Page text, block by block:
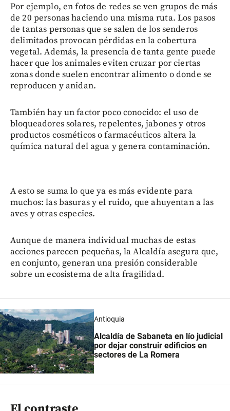
Por ejemplo, en fotos de redes se ven grupos de más
de 20 personas haciendo una misma ruta. Los pasos
de tantas personas que se salen de los senderos
delimitados provocan pérdidas en la cobertura
vegetal. Además, la presencia de tanta gente puede
hacer que los animales eviten cruzar por ciertas
zonas donde suelen encontrar alimento o donde se
reproducen y anidan.
También hay un factor poco conocido: el uso de
bloqueadores solares, repelentes, jabones y otros
productos cosméticos o farmacéuticos altera la
química natural del agua y genera contaminación.
A esto se suma lo que ya es más evidente para
muchos: las basuras y el ruido, que ahuyentan a las
aves y otras especies.
Aunque de manera individual muchas de estas
acciones parecen pequeñas, la Alcaldía asegura que,
en conjunto, generan una presión considerable
sobre un ecosistema de alta fragilidad.
Antioquia
Alcaldía de Sabaneta en lío judicial
por dejar construir edificios en
sectores de La Romera